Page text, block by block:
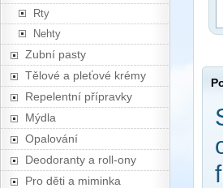
Rty
Nehty
Zubní pasty
Tělové a pleťové krémy
Repelentní přípravky
Mýdla
Opalování
Deodoranty a roll-ony
Pro děti a miminka